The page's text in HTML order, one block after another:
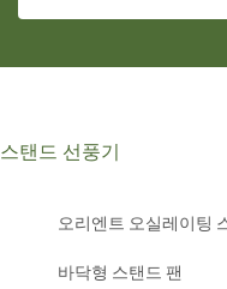
스탠드 선풍기
오리엔트 오실레이팅
바닥형 스탠드 팬